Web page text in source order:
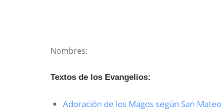
Nombres:
Textos de los Evangelios:
Adoración de los Magos según San Mateo